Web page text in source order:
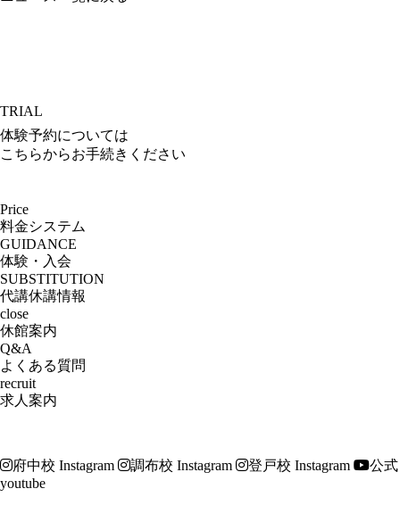
TRIAL
体験予約については
こちらからお手続きください
Price
料金システム
GUIDANCE
体験・入会
SUBSTITUTION
代講休講情報
close
休館案内
Q&A
よくある質問
recruit
求人案内
府中校 Instagram 調布校 Instagram 登戸校 Instagram
公式
youtube